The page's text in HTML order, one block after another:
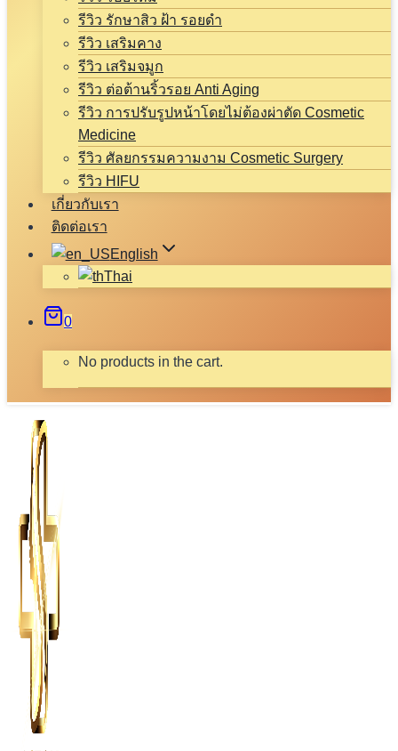
รีวิว รักษาสิว ฝ้า รอยดำ
รีวิว เสริมคาง
รีวิว เสริมจมูก
รีวิว ต่อต้านริ้วรอย Anti Aging
รีวิว การปรับรูปหน้าโดยไม่ต้องผ่าตัด Cosmetic
Medicine
รีวิว ศัลยกรรมความงาม Cosmetic Surgery
รีวิว HIFU
เกี่ยวกับเรา
ติดต่อเรา
English
Thai
0
No products in the cart.